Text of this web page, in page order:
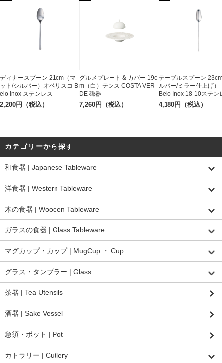
ディナースプーン 21cm（マ
ット/シルバー）オベリスコ B
elo Inox ステンレス
2,200円（税込）
グルメプレート & カバー 19c
m（白）テンス COSTA VER
DE 磁器
7,260円（税込）
テーブルスプーン
ルバー/ミラー仕上げ）
Belo Inox 18-10ステン
4,180円（税込）
カテゴリーから探す
和食器 | Japanese Tableware
洋食器 | Western Tableware
木の食器 | Wooden Tableware
ガラスの食器 | Glass Tableware
マグカップ・カップ | MugCup ・ Cup
グラス・タンブラー | Glass
茶器 | Tea Utensils
酒器 | Sake Vessel
急須・ポット | Pot
カトラリー | Cutlery